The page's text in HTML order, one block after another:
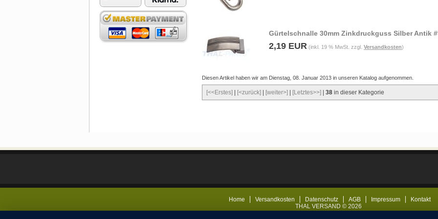
Gürtelschnalle 30mm Zinkdruckguss Silber Antik
2,19 EUR (inkl. 19 % MwSt. zzgl. Versandkosten)
Diesen Artikel haben wir am Dienstag, 08. Januar 2013 in unseren Katalog aufgenommen.
[<<Erstes] [<zurück] [weiter>] [Letztes>>] 38 in dieser Kategorie
Home Versandkosten Datenschutz AGB Impressum
Kontakt
THAL VERSAND © 2026